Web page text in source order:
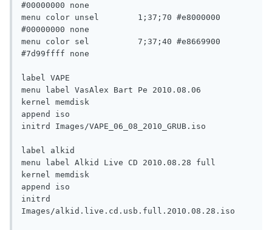
#00000000 none
menu color unsel        1;37;70 #e8000000
#00000000 none
menu color sel          7;37;40 #e8669900
#7d99ffff none
label VAPE
menu label VasAlex Bart Pe 2010.08.06
kernel memdisk
append iso
initrd Images/VAPE_06_08_2010_GRUB.iso
label alkid
menu label Alkid Live CD 2010.08.28 full
kernel memdisk
append iso
initrd
Images/alkid.live.cd.usb.full.2010.08.28.iso